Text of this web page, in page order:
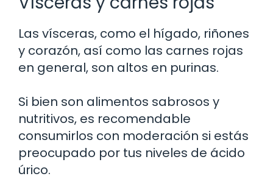
Las vísceras, como el hígado, riñones
y corazón, así como las carnes rojas
en general, son altos en purinas.
Si bien son alimentos sabrosos y
nutritivos, es recomendable
consumirlos con moderación si estás
preocupado por tus niveles de ácido
úrico.